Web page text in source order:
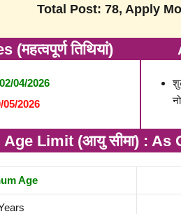
Total Post: 78, Apply
तिथियां)
02/04/2026
05/2026
Age Limit (आयु सीमा) : As
Age